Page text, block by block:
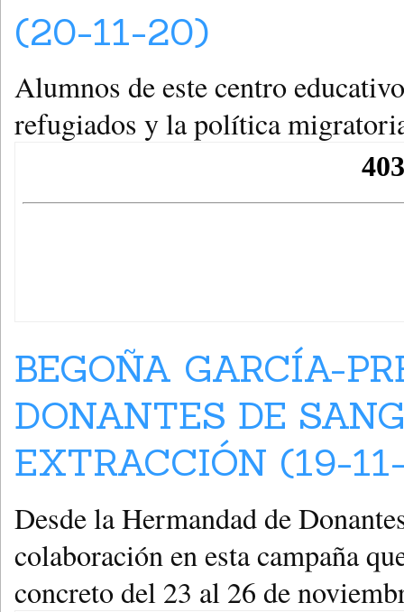
(20-11-20)
Alumnos de este centro
refugiados y la política
BEGOÑA GARCÍA-
DONANTES DE
EXTRACCIÓN (19-
Desde la Hermandad de
colaboración en esta campaña
concreto del 23 al 26 de